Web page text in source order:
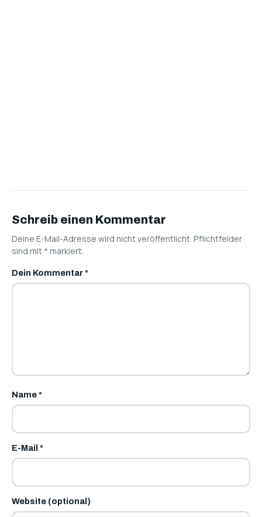
Schreib einen Kommentar
Deine E-Mail-Adresse wird nicht veröffentlicht. Pflichtfelder
sind mit * markiert.
Dein Kommentar*
Name*
E-Mail *
Website (optional)